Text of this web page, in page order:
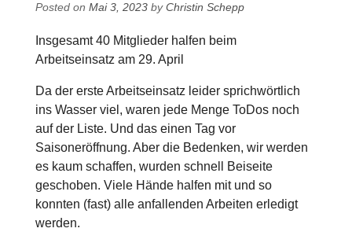
Posted on Mai 3, 2023byChristin Schepp
Insgesamt 40 Mitglieder halfen beim
Arbeitseinsatz am 29. April
Da der erste Arbeitseinsatz leider sprichwörtlich
ins Wasser viel, waren jede Menge ToDos noch
auf der Liste. Und das einen Tag vor
Saisoneröffnung. Aber die Bedenken, wir werden
es kaum schaffen, wurden schnell Beiseite
geschoben. Viele Hände halfen mit und so
konnten (fast) alle anfallenden Arbeiten erledigt
werden.